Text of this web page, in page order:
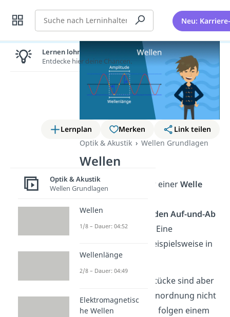
Suche Neu:
Lernplan Merken
Link teilen
Optik & Akustik
Wellen Grundlagen
Wellen
Du kannst dir unter einerWelle
aufeinanderfolgenden Auf-und-Ab
Stückenvorstellen. Eine
Wasserwelle fällt beispielsweise in
diese Kategorie.
Diese Auf-und-Ab Stücke sind aber
in ihrer Form und Anordnung nicht
willkürlich, sondern folgen einem
Lernen lohnt sich!
Entdecke hier deine Chancen.
Optik & Akustik
Wellen Grundlagen
Wellen
1/8 – Dauer: 04:52
Wellenlänge
2/8 – Dauer: 04:49
Elektromagnetisc
he Wellen